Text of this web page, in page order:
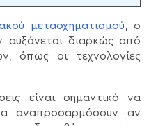
μετασχηματισμού, ο
διαρκώς από
όπως οι τεχνολογίες
είναι σημαντικό να
αναπροσαρμόσουν αν